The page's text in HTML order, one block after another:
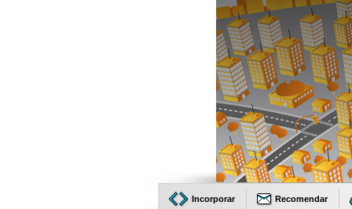
Incorporar Recomendar